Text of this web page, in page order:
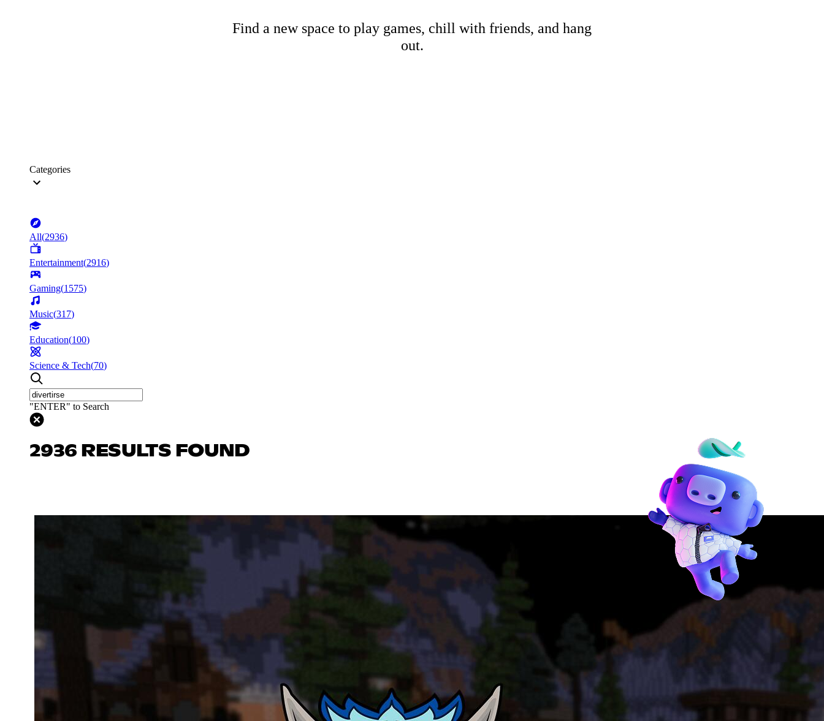
Find a new space to play games, chill with friends, and hang
out.
Categories
All(2936)
Entertainment(2916)
Gaming(1575)
Music(317)
Education(100)
Science & Tech(70)
"ENTER" to Search
2936 RESULTS FOUND